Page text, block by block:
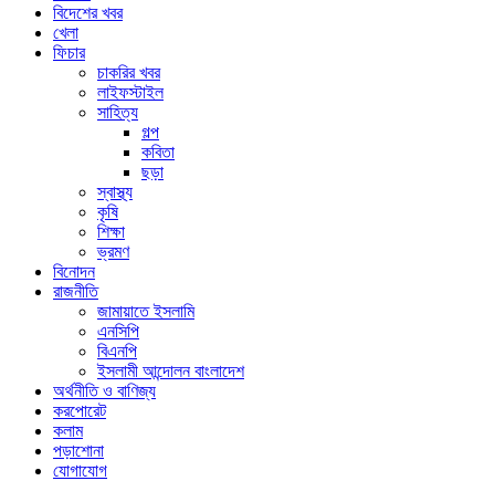
বিদেশের খবর
খেলা
ফিচার
চাকরির খবর
লাইফস্টাইল
সাহিত্য
গল্প
কবিতা
ছড়া
স্বাস্থ্য
কৃষি
শিক্ষা
ভ্রমণ
বিনোদন
রাজনীতি
জামায়াতে ইসলামি
এনসিপি
বিএনপি
ইসলামী আন্দোলন বাংলাদেশ
অর্থনীতি ও বাণিজ্য
করপোরেট
কলাম
পড়াশোনা
যোগাযোগ